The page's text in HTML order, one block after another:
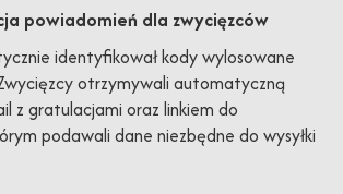
powiadomień dla zwycięzców
identyfikował kody wylosowane
otrzymywali automatyczną
z gratulacjami oraz linkiem do
podawali dane niezbędne do wysyłki